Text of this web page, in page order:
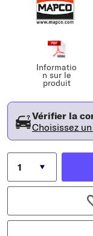
Informatio
n sur le
produit
Vérifier la
Choisissez